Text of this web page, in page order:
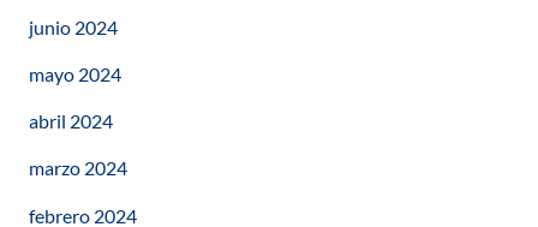
junio 2024
mayo 2024
abril 2024
marzo 2024
febrero 2024